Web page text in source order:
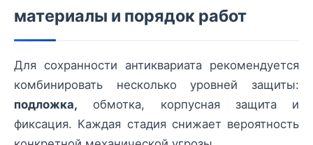
материалы и порядок работ
Для сохранности антиквариата рекомендуется
комбинировать несколько уровней защиты:
подложка, обмотка, корпусная защита и
фиксация. Каждая стадия снижает вероятность